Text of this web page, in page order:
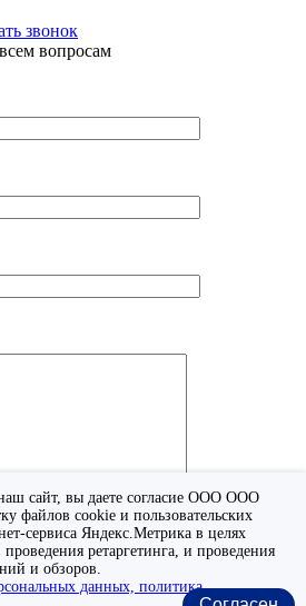
сайт, вы даете согласие ООО ООО
файлов cookie и пользовательских
сервиса Яндекс.Метрика в целях
ретаргетинга, и проведения
и обзоров.
данных, политика
звонок
вопросам
политики конфиденциальности.